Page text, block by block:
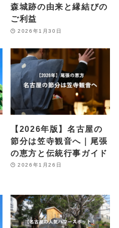
森城跡の由来と縁結びの
ご利益
2026年1月30日
【2026年版】名古屋の
節分は笠寺観音へ｜尾張
の恵方と伝統行事ガイド
2026年1月26日